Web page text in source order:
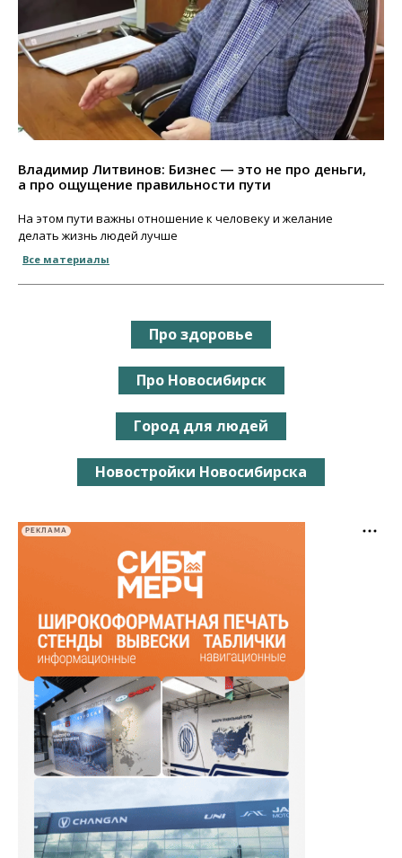
Владимир Литвинов: Бизнес — это не про деньги,
а про ощущение правильности пути
На этом пути важны отношение к человеку и желание
делать жизнь людей лучше
Все материалы
Про здоровье
Про Новосибирск
Город для людей
Новостройки Новосибирска
РЕКЛАМА